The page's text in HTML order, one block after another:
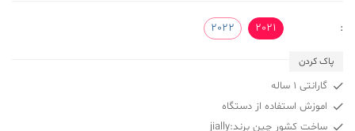
:
2021
2022
پاک کردن
گارانتی 1 ساله
اموزش استفاده از دستگاه
ساخت کشور چین برند:jially